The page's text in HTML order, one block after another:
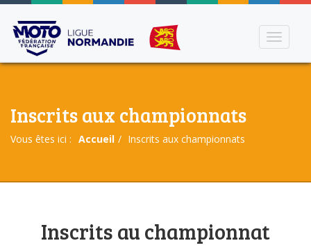
Toggle
Inscrits aux championnats
Vous êtes ici : Accueil Inscrits aux championnats
Inscrits au championnat